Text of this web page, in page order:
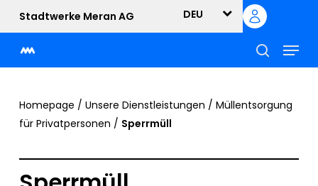
main
content
Stadtwerke Meran AG DEU
suche
Menu
Homepage / Unsere Dienstleistungen / Müllentsorgung
für Privatpersonen / Sperrmüll